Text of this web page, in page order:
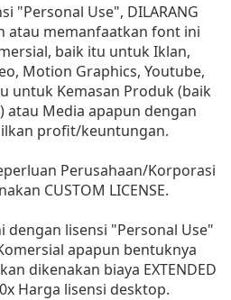
"Personal Use", DILARANG
atau memanfaatkan font ini
baik itu untuk Iklan,
Motion Graphics, Youtube,
untuk Kemasan Produk (baik
atau Media apapun dengan
profit/keuntungan.
Perusahaan/Korporasi
CUSTOM LICENSE.
lisensi "Personal Use"
apapun bentuknya
dikenakan biaya EXTENDED
Harga lisensi desktop.